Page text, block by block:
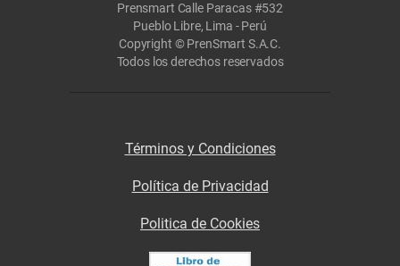
Prensmart Calle Paracas #532
Pueblo Libre, Lima - Perú
Copyright © PrenSmart S.A.C.
Todos los derechos reservados
Términos y Condiciones
Política de Privacidad
Politica de Cookies